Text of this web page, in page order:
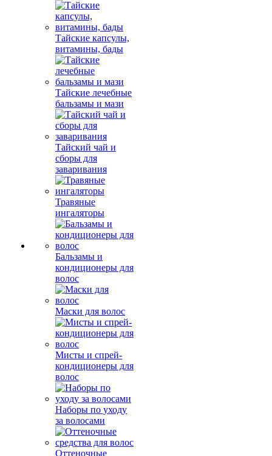
Тайские капсулы,
витамины, бады
Тайские лечебные
бальзамы и мази
Тайский чай и
сборы для
заваривания
Травяные
ингаляторы
Бальзамы и
кондиционеры для
волос
Маски для волос
Мисты и спрей-
кондиционеры для
волос
Наборы по уходу
за волосами
Оттеночные